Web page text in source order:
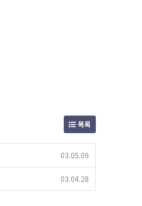
목록
03.05.09
03.04.28